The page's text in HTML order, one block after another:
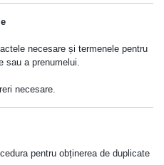
necesare și termenele pentru
sau a prenumelui.
necesare.
pentru obținerea de duplicate